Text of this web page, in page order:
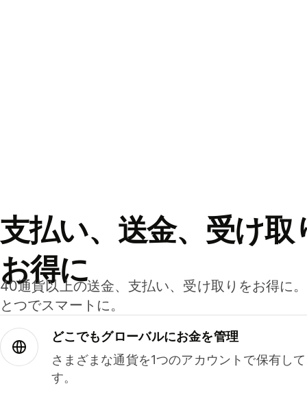
支払い、送金、受け取
お得に
40通貨以上の送金、支払い、受け取りをお得に
とつでスマートに。
どこでもグ⁠ロ⁠ー⁠バ⁠ルにお金を管理
さまざまな通貨を1つのアカウントで保有し
す。